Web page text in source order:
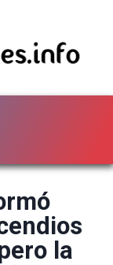
la